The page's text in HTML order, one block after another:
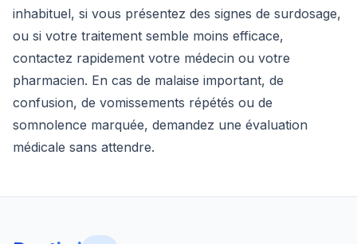
inhabituel, si vous présentez des signes de surdosage,
ou si votre traitement semble moins efficace,
contactez rapidement votre médecin ou votre
pharmacien. En cas de malaise important, de
confusion, de vomissements répétés ou de
somnolence marquée, demandez une évaluation
médicale sans attendre.